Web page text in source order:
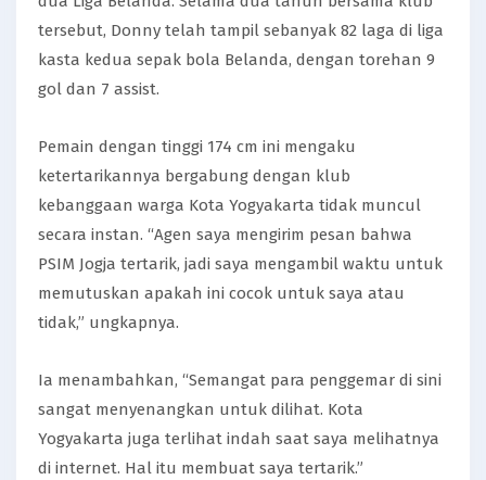
tersebut, Donny telah tampil sebanyak 82 laga di liga
kasta kedua sepak bola Belanda, dengan torehan 9
gol dan 7 assist.
Pemain dengan tinggi 174 cm ini mengaku
ketertarikannya bergabung dengan klub
kebanggaan warga Kota Yogyakarta tidak muncul
secara instan. “Agen saya mengirim pesan bahwa
PSIM Jogja tertarik, jadi saya mengambil waktu untuk
memutuskan apakah ini cocok untuk saya atau
tidak,” ungkapnya.
Ia menambahkan, “Semangat para penggemar di sini
sangat menyenangkan untuk dilihat. Kota
Yogyakarta juga terlihat indah saat saya melihatnya
di internet. Hal itu membuat saya tertarik.”